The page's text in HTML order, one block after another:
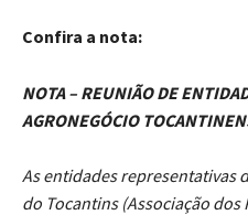
Confira a nota:
NOTA – REUNIÃO DE
AGRONEGÓCIO
As entidades representativas
do Tocantins (Associação